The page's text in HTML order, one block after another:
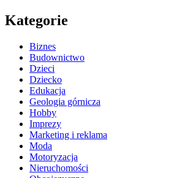
Kategorie
Biznes
Budownictwo
Dzieci
Dziecko
Edukacja
Geologia górnicza
Hobby
Imprezy
Marketing i reklama
Moda
Motoryzacja
Nieruchomości